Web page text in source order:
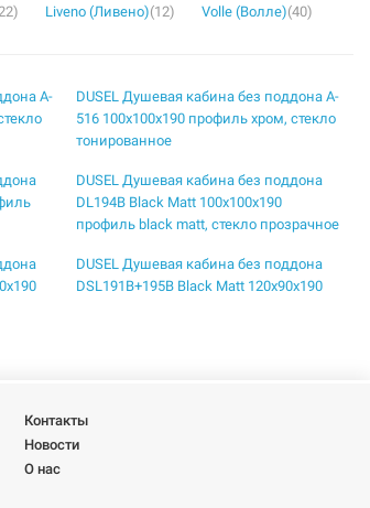
Liveno (Ливено)(12) Volle (Волле)(40)
A-
DUSEL Душевая кабина без поддона A-
516 100x100x190 профиль хром, стекло
тонированное
DUSEL Душевая кабина без поддона
DL194B Black Matt 100x100x190
профиль black matt, стекло прозрачное
DUSEL Душевая кабина без поддона
DSL191B+195B Black Matt 120x90x190
EF-185BP+EF181BP Black Matt Paint
Контакты
Новости
О нас